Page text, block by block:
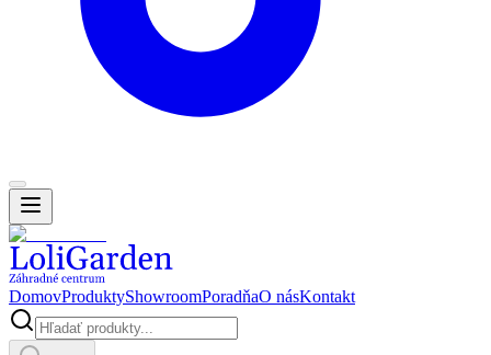
DomovProduktyShowroomPoradňaO násKontakt